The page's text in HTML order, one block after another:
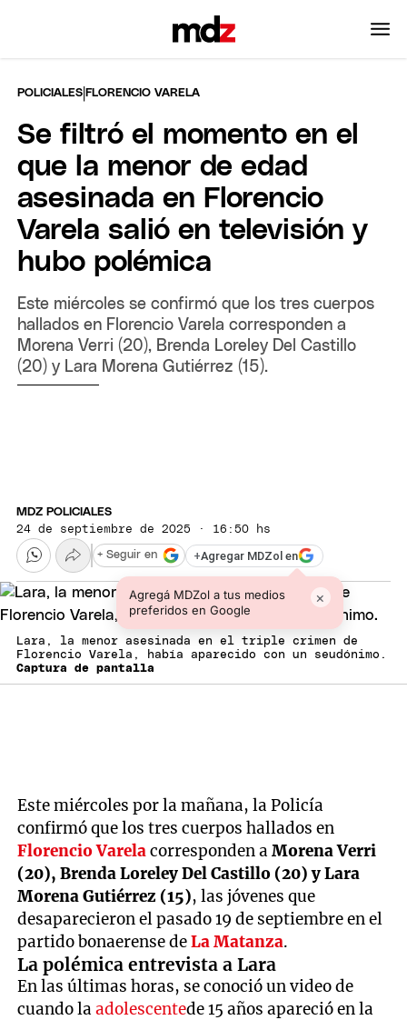
POLICIALES |FLORENCIO VARELA
Se filtró el momento en el
que la menor de edad
asesinada en Florencio
Varela salió en televisión y
hubo polémica
Este miércoles se confirmó que los tres cuerpos
hallados en Florencio Varela corresponden a
Morena Verri (20), Brenda Loreley Del Castillo
(20) y Lara Morena Gutiérrez (15).
MDZ POLICIALES
24 de septiembre de 2025 · 16:50 hs
+Agregar MDZol en
Agregá MDZol a tus medios
preferidos en Google
×
+ Seguir en
Lara, la menor asesinada en el triple crimen de
Florencio Varela, había aparecido con un seudónimo.
Captura de pantalla
Este miércoles por la mañana, la Policía
confirmó que los tres cuerpos hallados en
Florencio Varelacorresponden aMorena Verri
(20), Brenda Loreley Del Castillo (20) y Lara
Morena Gutiérrez (15), las jóvenes que
desaparecieron el pasado 19 de septiembre en el
partido bonaerense deLa Matanza.
La polémica entrevista a Lara
En las últimas horas, se conoció un video de
cuando laadolescentede 15 años apareció en la